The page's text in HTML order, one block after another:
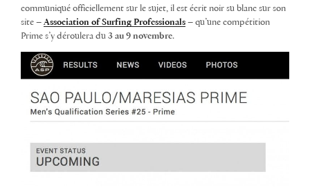
communiqué officiellement sur le sujet, il est écrit noir su blanc sur son
site – Association of Surfing Professionals – qu’une compétition
Prime s’y déroulera du 3 au 9 novembre.